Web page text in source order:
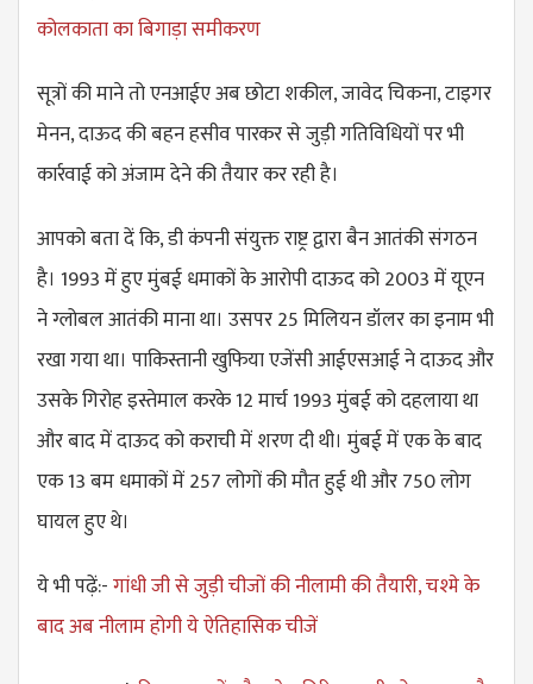
कोलकाता का बिगाड़ा समीकरण
सूत्रों की माने तो एनआईए अब छोटा शकील, जावेद चिकना, टाइगर
मेनन, दाऊद की बहन हसीव पारकर से जुड़ी गतिविधियों पर भी
कार्रवाई को अंजाम देने की तैयार कर रही है।
आपको बता दें कि, डी कंपनी संयुक्त राष्ट्र द्वारा बैन आतंकी संगठन
है। 1993 में हुए मुंबई धमाकों के आरोपी दाऊद को 2003 में यूएन
ने ग्लोबल आतंकी माना था। उसपर 25 मिलियन डॉलर का इनाम भी
रखा गया था। पाकिस्तानी खुफिया एजेंसी आईएसआई ने दाऊद और
उसके गिरोह इस्तेमाल करके 12 मार्च 1993 मुंबई को दहलाया था
और बाद में दाऊद को कराची में शरण दी थी। मुंबई में एक के बाद
एक 13 बम धमाकों में 257 लोगों की मौत हुई थी और 750 लोग
घायल हुए थे।
ये भी पढ़ें:-गांधी जी से जुड़ी चीजों की नीलामी की तैयारी, चश्मे के
बाद अब नीलाम होगी ये ऐतिहासिक चीजें